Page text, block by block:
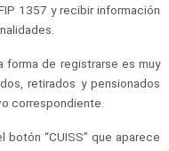
1357 y recibir información
forma de registrarse es muy
retirados y pensionados
correspondiente.
“CUISS” que aparece